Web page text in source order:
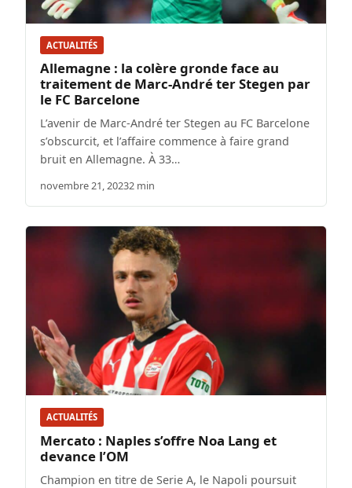
ACTUALITÉS
Allemagne : la colère gronde face au
traitement de Marc-André ter Stegen par
le FC Barcelone
L’avenir de Marc-André ter Stegen au FC Barcelone
s’obscurcit, et l’affaire commence à faire grand
bruit en Allemagne. À 33…
novembre 21, 20232 min
ACTUALITÉS
Mercato : Naples s’offre Noa Lang et
devance l’OM
Champion en titre de Serie A, le Napoli poursuit